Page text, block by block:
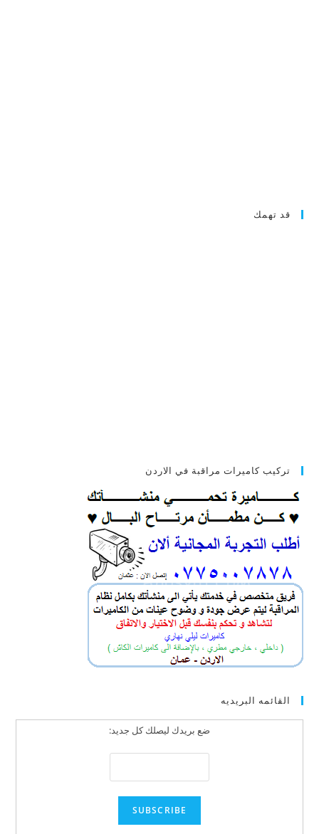
قد تهمك
تركيب كاميرات مراقبة في الاردن
القائمه البريديه
ضع بريدك ليصلك كل جديد: